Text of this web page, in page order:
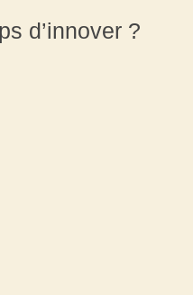
d’innover ?